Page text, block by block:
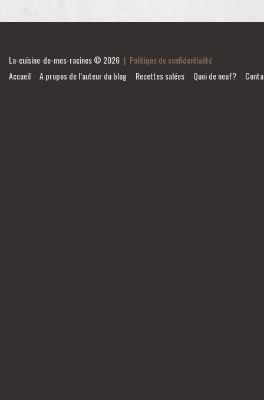
La-cuisine-de-mes-racines© 2026 | Politique de confidentialité
Accueil
A propos de l’auteur du blog Recettes salées Quoi de neuf?